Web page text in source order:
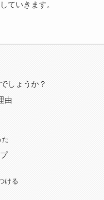
ていきます。
しょうか？
由
た
ける